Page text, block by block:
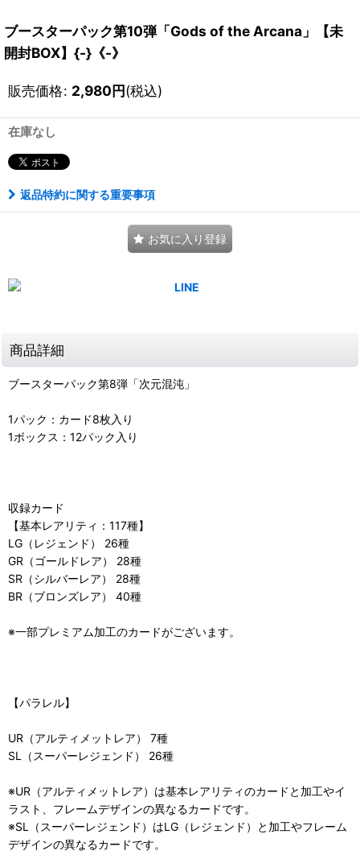
ブースターパック第10弾「Gods of the Arcana」【未
開封BOX】{-}《-》
販売価格: 2,980円(税込)
在庫なし
返品特約に関する重要事項
お気に入り登録
商品詳細
ブースターパック第8弾「次元混沌」
1パック：カード8枚入り
1ボックス：12パック入り
収録カード
【基本レアリティ：117種】
LG（レジェンド） 26種
GR（ゴールドレア） 28種
SR（シルバーレア） 28種
BR（ブロンズレア） 40種
※一部プレミアム加工のカードがございます。
【パラレル】
UR（アルティメットレア） 7種
SL（スーパーレジェンド） 26種
※UR（アルティメットレア）は基本レアリティのカードと加工やイ
ラスト、フレームデザインの異なるカードです。
※SL（スーパーレジェンド）はLG（レジェンド）と加工やフレーム
デザインの異なるカードです。